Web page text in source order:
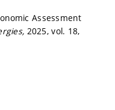
Assessment
2025, vol. 18,